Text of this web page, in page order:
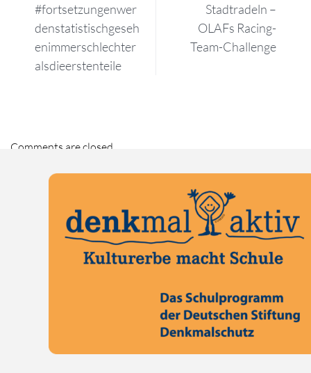
#fortsetzungenwer
denstatistischgeseh
enimmerschlechter
alsdieerstenteile
Stadtradeln –
OLAFs Racing-
Team-Challenge
Comments are closed.